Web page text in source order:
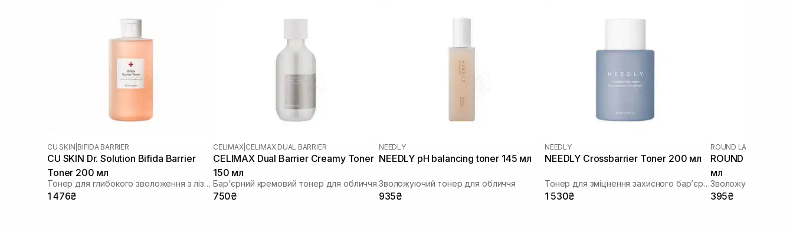
CU SKIN BIFIDA BARRIER
CU SKIN Dr. Solution Bifida Barrier
Toner 200 мл
Тонер для глибокого зволоження з лізатом біфідобактерій 85%
1 476₴
CELIMAX CELIMAX DUAL BARRIER
CELIMAX Dual Barrier Creamy Toner
150 мл
Бар'єрний кремовий тонер для обличчя
750₴
NEEDLY
NEEDLY pH balancing toner 145 мл
Зволожуючий тонер для обличчя
935₴
NEEDLY
NEEDLY Crossbarrier Toner 200 мл
Тонер для зміцнення захисного бар’єру з керамідами та пантенолом
1 530₴
ROUND LAB
ROUND LAB
мл
Зволожуючий
395₴